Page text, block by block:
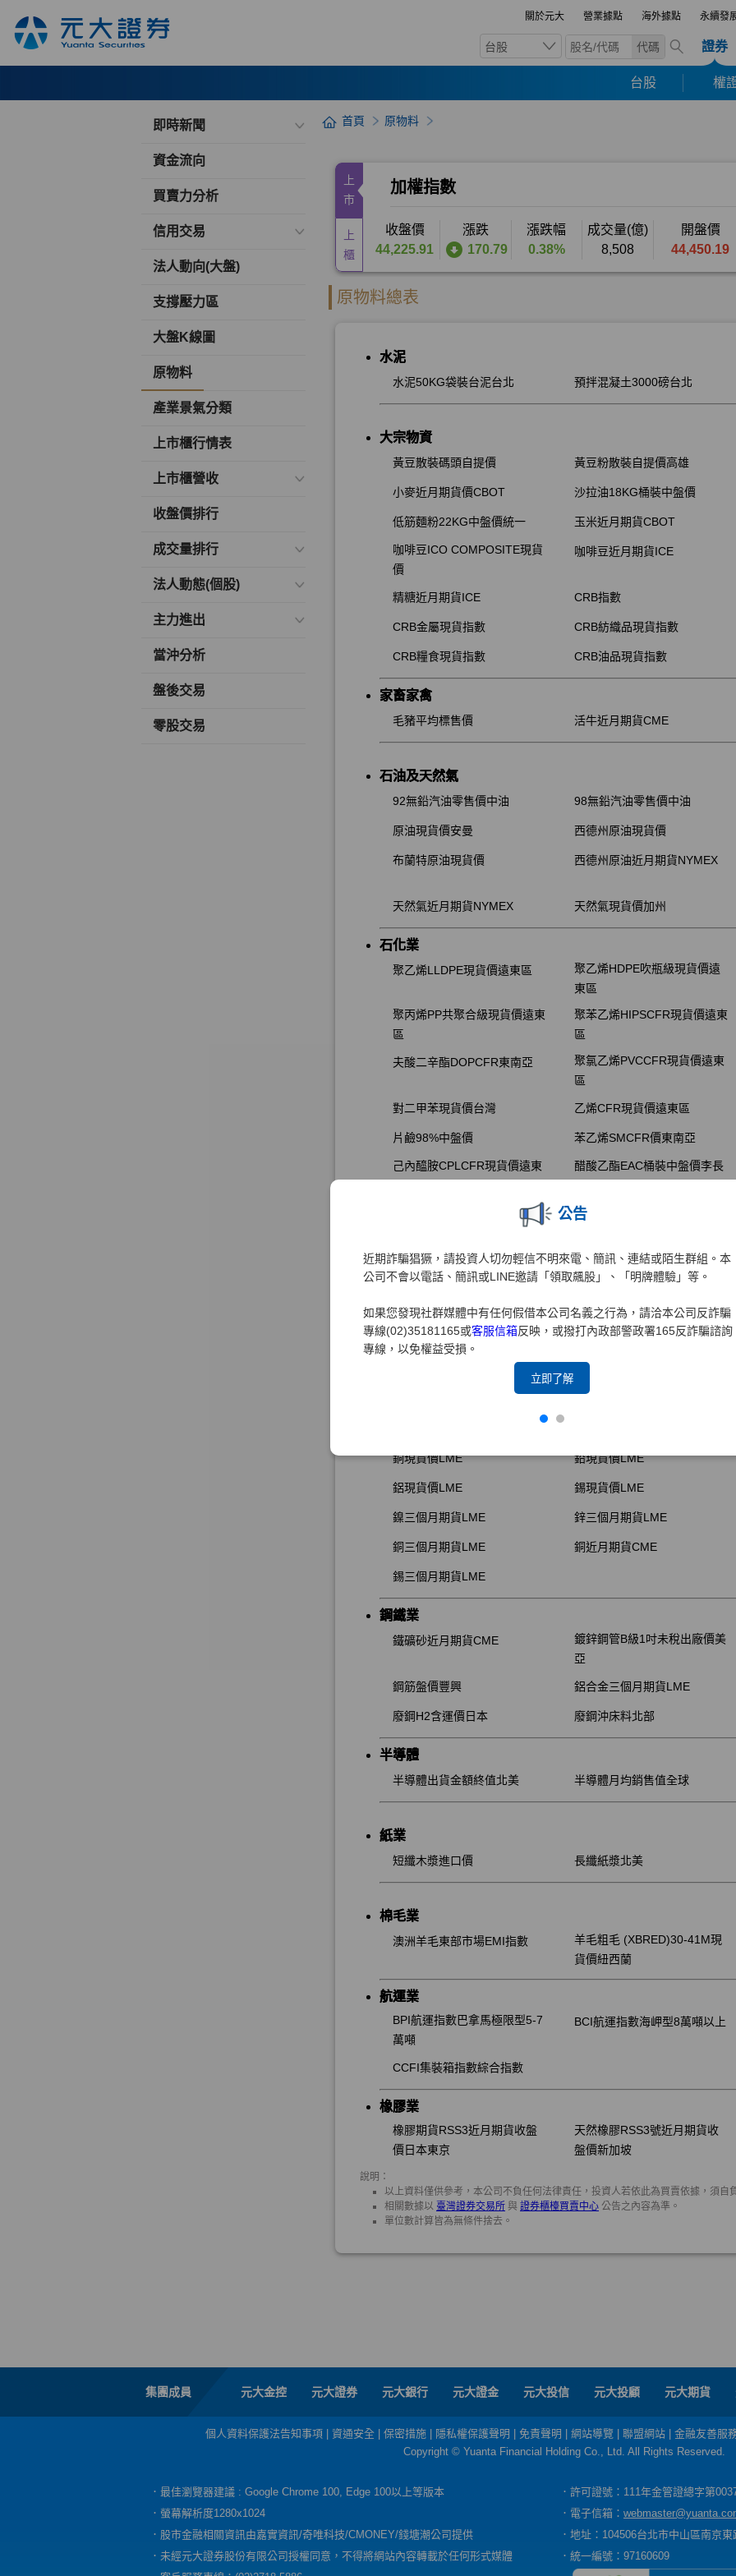
關於元大 營業據點 海外據點 永續發
台股 代碼 證券
台股 權
公告
近期詐騙猖獗，請投資人切勿輕信不明來電、簡訊、連結或陌生群組。本
公司不會以電話、簡訊或LINE邀請「領取飆股」、「明牌體驗」等。
如果您發現社群媒體中有任何假借本公司名義之行為，請洽本公司反詐騙
專線(02)35181165或客服信箱反映，或撥打內政部警政署165反詐騙諮詢
專線，以免權益受損。
立即了解
即時新聞
資金流向
買賣力分析
信用交易
法人動向(大盤)
支撐壓力區
大盤K線圖
原物料
產業景氣分類
上市櫃行情表
上市櫃營收
收盤價排行
成交量排行
法人動態(個股)
主力進出
當沖分析
盤後交易
零股交易
首頁 原物料
集團成員 元大金控 元大證券 元大銀行 元大證金 元大投信 元大投顧 元大期貨
個人資料保護法告知事項 資通安全 保密措施 隱私權保護聲明 免責聲明 網站導覽 聯盟網站
金融友善服
Copyright © Yuanta Financial Holding Co., Ltd. All Rights Reserved.
．最佳瀏覽器建議 : Google Chrome 100, Edge 100以上等版本
．許可證號：111年金管證總字第
．螢幕解析度1280x1024
．電子信箱：
．股市金融相關資訊由嘉實資訊/奇唯科技/CMONEY/錢塘潮公司提供
．地址：104506台北市中山區南京
．未經元大證券股份有限公司授權同意，不得將網站內容轉載於任何形式媒體
．統一編號：97160609